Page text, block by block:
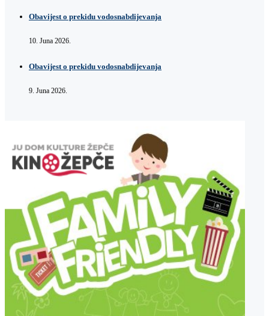
Obavijest o prekidu vodosnabdijevanja
10. Juna 2026.
Obavijest o prekidu vodosnabdijevanja
9. Juna 2026.